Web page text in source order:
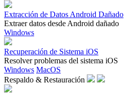
Extracción de Datos Android Dañado
Extraer datos desde Android dañado
Windows
Recuperación de Sistema iOS
Resolver problemas del sistema iOS
Windows MacOS
Respaldo & Restauración